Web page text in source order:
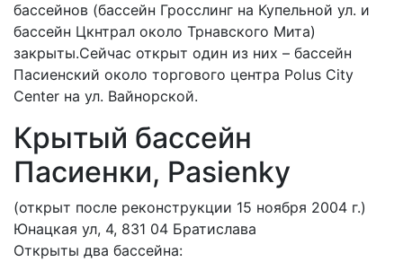
бассейнов (бассейн Гросслинг на Купельной ул. и
бассейн Цкнтрал около Трнавского Мита)
закрыты.Сейчас открыт один из них – бассейн
Пасиенский около торгового центра Polus City
Centеr на ул. Вайнорской.
Крытый бассейн
Пасиенки, Pasienky
(открыт после реконструкции 15 ноября 2004 г.)
Юнацкая ул, 4, 831 04 Братислава
Открыты два бассейна: